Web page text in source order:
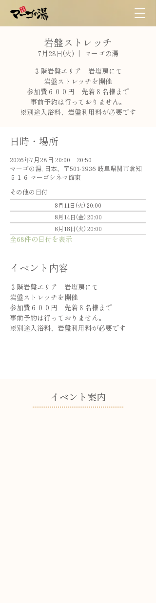
岩盤ストレッチ
7月28日(火)
  |
マーゴの湯
３階岩盤エリア 岩塩房にて
岩盤ストレッチを開催
参加費６００円 先着８名様まで
事前予約は行っておりません。
※別途入浴料、岩盤利用料が必要です
日時・場所
2026年7月28日 20:00 – 20:50
マーゴの湯, 日本、〒501-3936 岐阜県関市倉知
５１６ マーゴシネマ館東
その他の日付
8月11日(火) 20:00
8月14日(金) 20:00
8月18日(火) 20:00
全68件の日付を表示
イベント内容
３階岩盤エリア　岩塩房にて
岩盤ストレッチを開催
参加費６００円　先着８名様まで
事前予約は行っておりません。
※別途入浴料、岩盤利用料が必要です
​イベント案内